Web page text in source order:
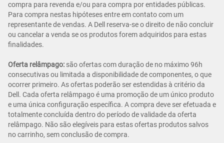
compra para revenda e/ou para compra por entidades públicas.
Para compra nestas hipóteses entre em contato com um
representante de vendas. A Dell reserva-se o direito de não concluir
ou cancelar a venda se os produtos forem adquiridos para estas
finalidades.
Oferta relâmpago: são ofertas com duração de no máximo 96h
consecutivas ou limitada a disponibilidade de componentes, o que
ocorrer primeiro. As ofertas poderão ser estendidas à critério da
Dell. Cada oferta relâmpago é uma promoção de um único produto
e uma única configuração específica. A compra deve ser efetuada e
totalmente concluída dentro do período de validade da oferta
relâmpago. Não são elegíveis para estas ofertas produtos salvos
no carrinho, sem conclusão de compra.